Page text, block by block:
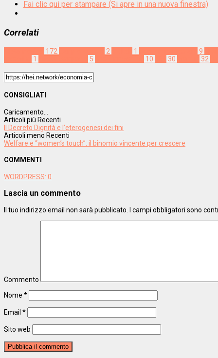
Fai clic qui per stampare (Si apre in una nuova finestra)
Correlati
172 2 1 9
1 5 10 30 32
CONSIGLIATI
Caricamento...
Articoli più Recenti
Il Decreto Dignità e l’eterogenesi dei fini
Articoli meno Recenti
Welfare e “women’s touch”: il binomio vincente per crescere
COMMENTI
WORDPRESS: 0
Lascia un commento
Il tuo indirizzo email non sarà pubblicato. I campi obbligatori sono
Commento
Nome *
Email *
Sito web